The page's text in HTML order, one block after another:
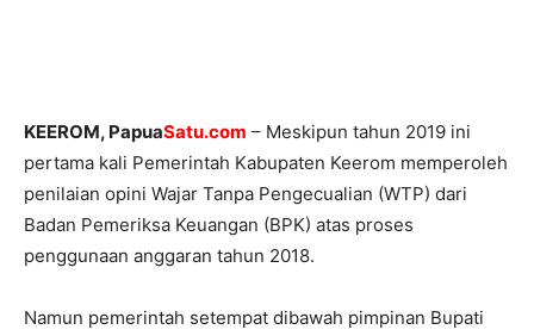
KEEROM, PapuaSatu.com – Meskipun tahun 2019 ini
pertama kali Pemerintah Kabupaten Keerom memperoleh
penilaian opini Wajar Tanpa Pengecualian (WTP) dari
Badan Pemeriksa Keuangan (BPK) atas proses
penggunaan anggaran tahun 2018.
Namun pemerintah setempat dibawah pimpinan Bupati